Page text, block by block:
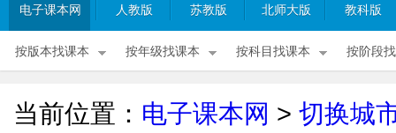
电子课本网 人教版 苏教版 北师大版 教科版
按版本找课本 按年级找课本 按科目找课本 按阶段
当前位置： 电子课本网 > 切换城